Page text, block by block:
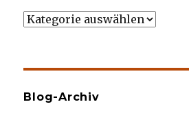
Wer
Blog-Archiv